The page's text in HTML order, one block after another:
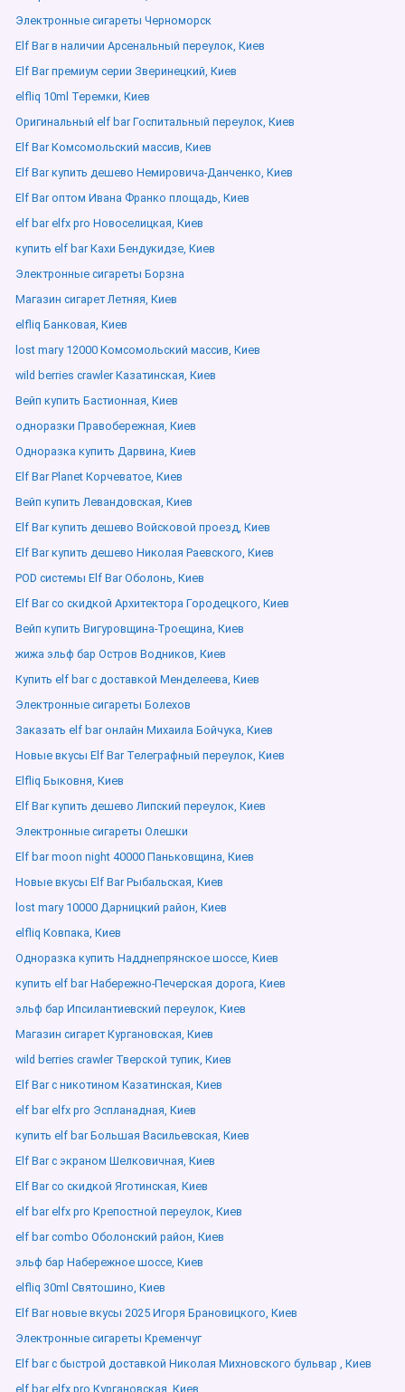
Электронные сигареты Черноморск
Elf Bar в наличии Арсенальный переулок, Киев
Elf Bar премиум серии Зверинецкий, Киев
elfliq 10ml Теремки, Киев
Оригинальный elf bar Госпитальный переулок, Киев
Elf Bar Комсомольский массив, Киев
Elf Bar купить дешево Немировича-Данченко, Киев
Elf Bar оптом Ивана Франко площадь, Киев
elf bar elfx pro Новоселицкая, Киев
купить elf bar Кахи Бендукидзе, Киев
Электронные сигареты Борзна
Магазин сигарет Летняя, Киев
elfliq Банковая, Киев
lost mary 12000 Комсомольский массив, Киев
wild berries crawler Казатинская, Киев
Вейп купить Бастионная, Киев
одноразки Правобережная, Киев
Одноразка купить Дарвина, Киев
Elf Bar Planet Корчеватое, Киев
Вейп купить Левандовская, Киев
Elf Bar купить дешево Войсковой проезд, Киев
Elf Bar купить дешево Николая Раевского, Киев
POD системы Elf Bar Оболонь, Киев
Elf Bar со скидкой Архитектора Городецкого, Киев
Вейп купить Вигуровщина-Троещина, Киев
жижа эльф бар Остров Водников, Киев
Купить elf bar с доставкой Менделеева, Киев
Электронные сигареты Болехов
Заказать elf bar онлайн Михаила Бойчука, Киев
Новые вкусы Elf Bar Телеграфный переулок, Киев
Elfliq Быковня, Киев
Elf Bar купить дешево Липский переулок, Киев
Электронные сигареты Олешки
Elf bar moon night 40000 Паньковщина, Киев
Новые вкусы Elf Bar Рыбальская, Киев
lost mary 10000 Дарницкий район, Киев
elfliq Ковпака, Киев
Одноразка купить Надднепрянское шоссе, Киев
купить elf bar Набережно-Печерская дорога, Киев
эльф бар Ипсилантиевский переулок, Киев
Магазин сигарет Кургановская, Киев
wild berries crawler Тверской тупик, Киев
Elf Bar с никотином Казатинская, Киев
elf bar elfx pro Эспланадная, Киев
купить elf bar Большая Васильевская, Киев
Elf Bar с экраном Шелковичная, Киев
Elf Bar со скидкой Яготинская, Киев
elf bar elfx pro Крепостной переулок, Киев
elf bar combo Оболонский район, Киев
эльф бар Набережное шоссе, Киев
elfliq 30ml Святошино, Киев
Elf Bar новые вкусы 2025 Игоря Брановицкого, Киев
Электронные сигареты Кременчуг
Elf bar с быстрой доставкой Николая Михновского бульвар , Киев
elf bar elfx pro Кургановская, Киев